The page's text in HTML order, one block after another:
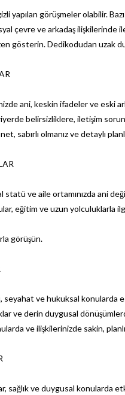
yapılan görüşmeler olabilir.
çevre ve arkadaş ilişkilerinde
gösterin. Dedikodudan uzak
ani, keskin ifadeler ve eski
belirsizliklere, iletişim
sabırlı olmanız ve detaylı
ve aile ortamınızda ani
eğitim ve uzun yolculuklarla
görüşün.
ve hukuksal konularda
ve derin duygusal
ve ilişkilerinizde sakin,
sağlık ve duygusal konularda